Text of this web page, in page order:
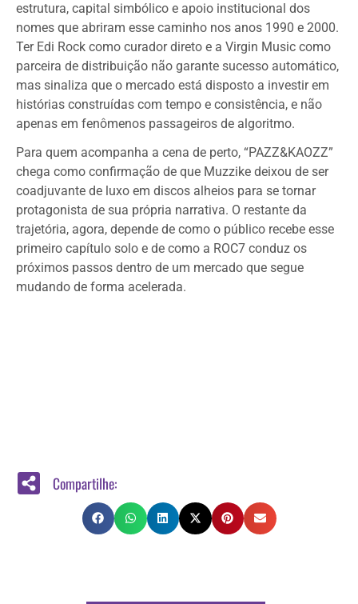
estrutura, capital simbólico e apoio institucional dos
nomes que abriram esse caminho nos anos 1990 e 2000.
Ter Edi Rock como curador direto e a Virgin Music como
parceira de distribuição não garante sucesso automático,
mas sinaliza que o mercado está disposto a investir em
histórias construídas com tempo e consistência, e não
apenas em fenômenos passageiros de algoritmo.
Para quem acompanha a cena de perto, “PAZZ&KAOZZ”
chega como confirmação de que Muzzike deixou de ser
coadjuvante de luxo em discos alheios para se tornar
protagonista de sua própria narrativa. O restante da
trajetória, agora, depende de como o público recebe esse
primeiro capítulo solo e de como a ROC7 conduz os
próximos passos dentro de um mercado que segue
mudando de forma acelerada.
Compartilhe: